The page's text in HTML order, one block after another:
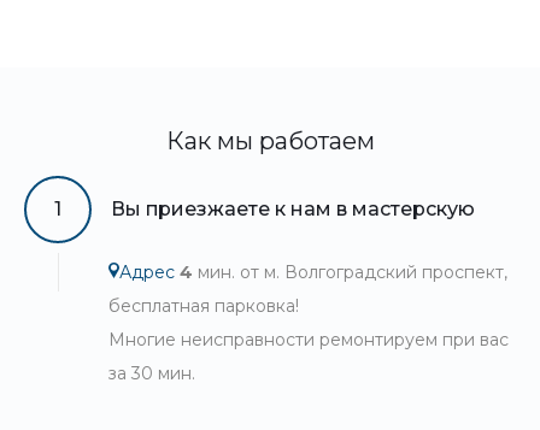
Как мы работаем
1 Вы приезжаете к нам в мастерскую
Адрес 4 мин. от м. Волгоградский проспект,
бесплатная парковка!
Многие неисправности ремонтируем при вас
за 30 мин.